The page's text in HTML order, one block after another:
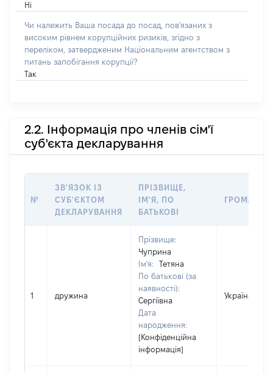
Ні
Чи належить Ваша посада до посад, пов'язаних з
високим рівнем корупційних ризиків, згідно з
переліком, затвердженим Національним агентством з
питань запобігання корупції?
Так
2.2. Інформація про членів сім'ї
суб'єкта декларування
№
ЗВ'ЯЗОК ІЗ
СУБ'ЄКТОМ
ДЕКЛАРУВАННЯ
ПРІЗВИЩЕ,
ІМ'Я, ПО
БАТЬКОВІ
1 дружина
Прізвище:
Чуприна
Ім'я:
Тетяна
По батькові (за
наявності):
Сергіївна
Дата
народження:
[Конфіденційна
інформація]
Україна